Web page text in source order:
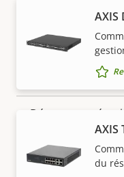
Sécurité
de la
propriété
Démarrage
Secure keystore
AXIS
AXIS
du